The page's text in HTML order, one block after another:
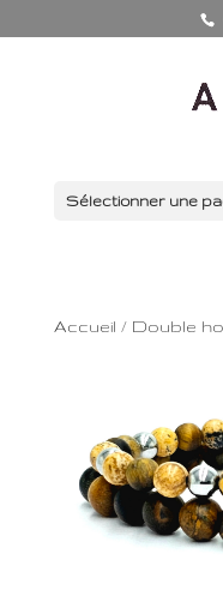
Sélectionner une
Accueil / Double